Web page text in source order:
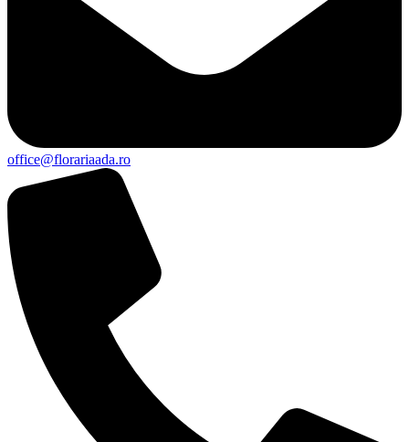
office@florariaada.ro